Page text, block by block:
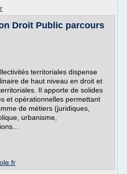
Droit Public parcours
territoriales dispense
de haut niveau en droit et
Il apporte de solides
et opérationnelles permettant
de métiers (juridiques,
urbanisme,